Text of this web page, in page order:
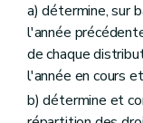
a) détermine, sur
l'année
de chaque
l'année en cours
b) détermine et